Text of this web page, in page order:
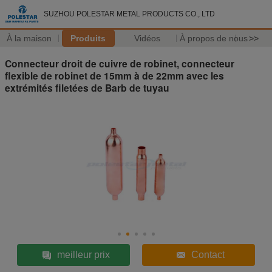
SUZHOU POLESTAR METAL PRODUCTS CO., LTD
À la maison Produits Vidéos À propos de nous>>
Connecteur droit de cuivre de robinet, connecteur
flexible de robinet de 15mm à de 22mm avec les
extrémités filetées de Barb de tuyau
meilleur prix Contact